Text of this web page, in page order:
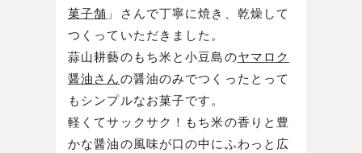
菓子舗 」さんで丁寧に焼き、乾燥して
つくっていただきました。
蒜山耕藝のもち米と小豆島のヤマロク
醤油さんの醤油のみでつくったとって
もシンプルなお菓子です。
軽くてサックサク！もち米の香りと豊
かな醤油の風味が口の中にふわっと広